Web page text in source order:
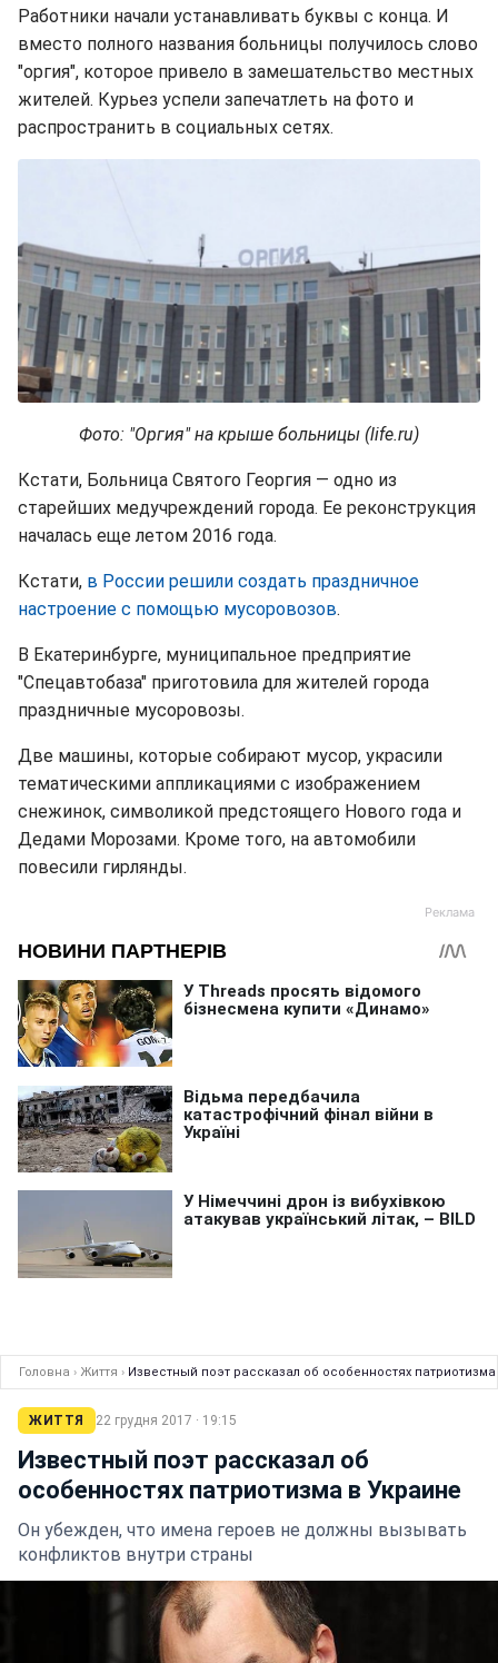
Работники начали устанавливать буквы с конца. И
вместо полного названия больницы получилось слово
"оргия", которое привело в замешательство местных
жителей. Курьез успели запечатлеть на фото и
распространить в социальных сетях.
Фото: "Оргия" на крыше больницы (life.ru)
Кстати, Больница Святого Георгия — одно из
старейших медучреждений города. Ее реконструкция
началась еще летом 2016 года.
Кстати, в России решили создать праздничное
настроение с помощью мусоровозов.
В Екатеринбурге, муниципальное предприятие
"Спецавтобаза" приготовила для жителей города
праздничные мусоровозы.
Две машины, которые собирают мусор, украсили
тематическими аппликациями с изображением
снежинок, символикой предстоящего Нового года и
Дедами Морозами. Кроме того, на автомобили
повесили гирлянды.
Головна › Життя › Известный поэт рассказал об особенностях
ЖИТТЯ 22 грудня 2017 · 19:15
Известный поэт рассказал об
особенностях патриотизма в Украине
Он убежден, что имена героев не должны вызывать
конфликтов внутри страны